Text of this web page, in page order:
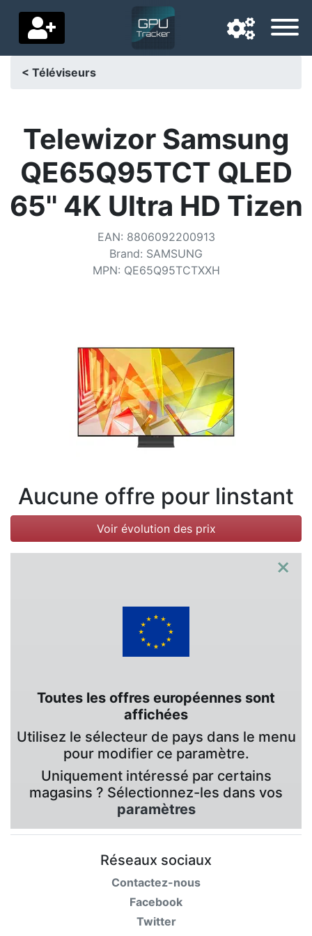
Pays de livraison
Accueil
Baisses de prix
Paramètres
Catégories
< Téléviseurs
Telewizor Samsung
QE65Q95TCT QLED
65'' 4K Ultra HD Tizen
EAN: 8806092200913
Brand: SAMSUNG
MPN: QE65Q95TCTXXH
Aucune offre pour linstant
Voir évolution des prix
×
Toutes les offres européennes sont
affichées
Utilisez le sélecteur de pays dans le menu
pour modifier ce paramètre.
Uniquement intéressé par certains
magasins ? Sélectionnez-les dans vos
paramètres
Réseaux sociaux
Contactez-nous
Facebook
Twitter